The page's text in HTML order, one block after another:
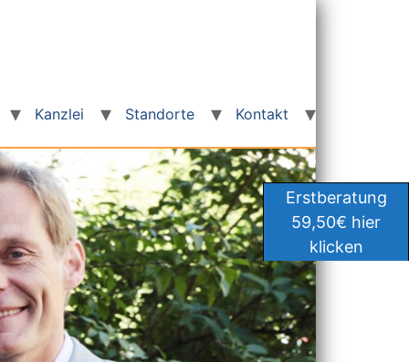
Kanzlei Standorte Kontakt
Erstberatung
59,50€ hier
klicken